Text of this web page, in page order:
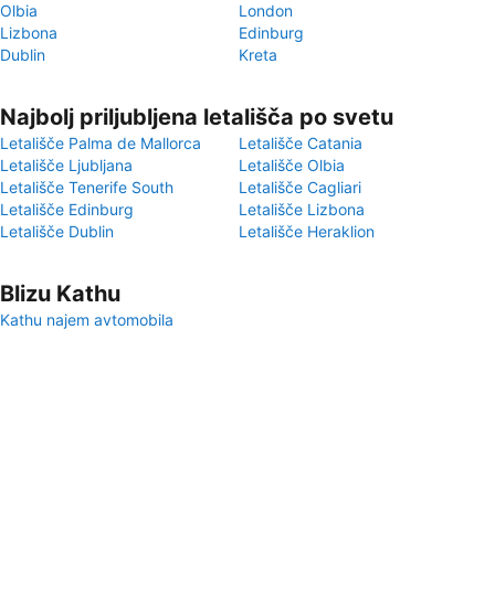
Olbia
London
Lizbona
Edinburg
Dublin
Kreta
Najbolj priljubljena letališča po svetu
Letališče Palma de Mallorca
Letališče Catania
Letališče Ljubljana
Letališče Olbia
Letališče Tenerife South
Letališče Cagliari
Letališče Edinburg
Letališče Lizbona
Letališče Dublin
Letališče Heraklion
Blizu Kathu
Kathu najem avtomobila